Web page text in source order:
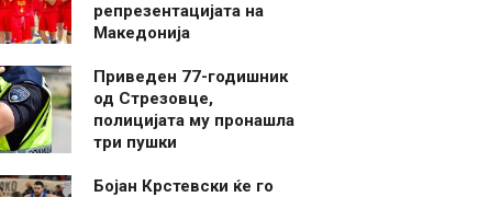
репрезентацијата на
Македонија
Приведен 77-годишник
од Стрезовце,
полицијата му пронашла
три пушки
Бојан Крстевски ќе го